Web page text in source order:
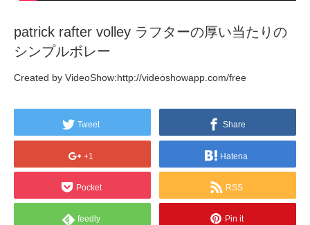
patrick rafter volley ラフターの厚い当たりの
シンプルボレー
Created by VideoShow:http://videoshowapp.com/free
Tweet Share
+1 Hatena
Pocket RSS
feedly Pin it